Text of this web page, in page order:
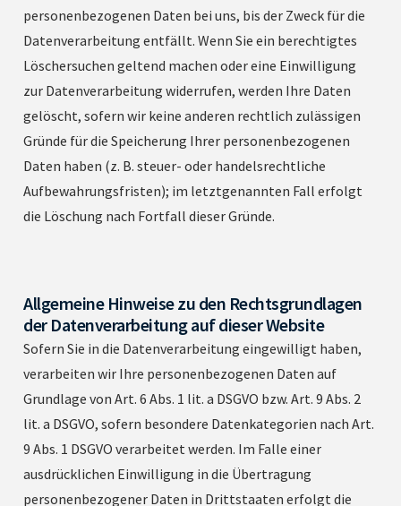
personenbezogenen Daten bei uns, bis der Zweck für die
Datenverarbeitung entfällt. Wenn Sie ein berechtigtes
Löschersuchen geltend machen oder eine Einwilligung
zur Datenverarbeitung widerrufen, werden Ihre Daten
gelöscht, sofern wir keine anderen rechtlich zulässigen
Gründe für die Speicherung Ihrer personenbezogenen
Daten haben (z. B. steuer- oder handelsrechtliche
Aufbewahrungsfristen); im letztgenannten Fall erfolgt
die Löschung nach Fortfall dieser Gründe.
Allgemeine Hinweise zu den Rechtsgrundlagen
der Datenverarbeitung auf dieser Website
Sofern Sie in die Datenverarbeitung eingewilligt haben,
verarbeiten wir Ihre personenbezogenen Daten auf
Grundlage von Art. 6 Abs. 1 lit. a DSGVO bzw. Art. 9 Abs. 2
lit. a DSGVO, sofern besondere Datenkategorien nach Art.
9 Abs. 1 DSGVO verarbeitet werden. Im Falle einer
ausdrücklichen Einwilligung in die Übertragung
personenbezogener Daten in Drittstaaten erfolgt die